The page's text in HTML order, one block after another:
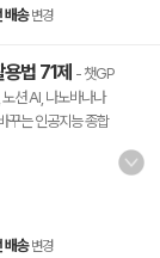
배송 변경
법 71제 - 챗GP
션 AI, 나노바나나
꾸는 인공지능 종합
배송 변경